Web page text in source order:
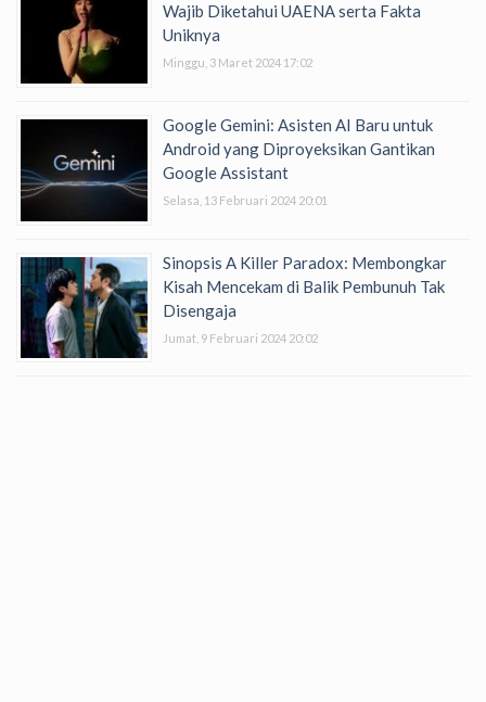
Wajib Diketahui UAENA serta Fakta
Uniknya
Minggu, 3 Maret 2024 17:02
Google Gemini: Asisten AI Baru untuk
Android yang Diproyeksikan Gantikan
Google Assistant
Selasa, 13 Februari 2024 20:01
Sinopsis A Killer Paradox: Membongkar
Kisah Mencekam di Balik Pembunuh Tak
Disengaja
Jumat, 9 Februari 2024 20:02